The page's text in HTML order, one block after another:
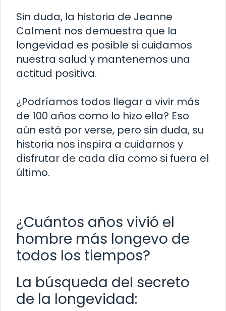
Sin duda, la historia de Jeanne
Calment nos demuestra que la
longevidad es posible si cuidamos
nuestra salud y mantenemos una
actitud positiva.
¿Podríamos todos llegar a vivir más
de 100 años como lo hizo ella? Eso
aún está por verse, pero sin duda, su
historia nos inspira a cuidarnos y
disfrutar de cada día como si fuera el
último.
¿Cuántos años vivió el
hombre más longevo de
todos los tiempos?
La búsqueda del secreto
de la longevidad: